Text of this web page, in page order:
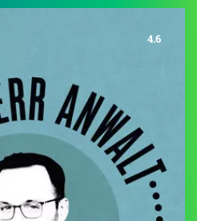
4.6